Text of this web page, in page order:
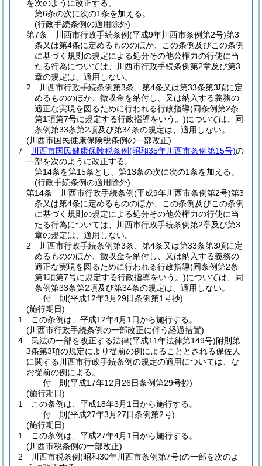
を次のように改正する。
第6条の次に次の1条を加える。
(行政手続条例の適用除外)
第7条 川西市行政手続条例(平成9年川西市条例第2号)第3
条又は第4条に定めるもののほか、この条例及びこの条例
に基づく規則の規定による処分その他公権力の行使に当
たる行為については、川西市行政手続条例第2章及び第3
章の規定は、適用しない。
2 川西市行政手続条例第3条、第4条又は第33条第3項に定
めるもののほか、徴収金を納付し、又は納入する義務の
適正な実現を図るために行われる行政指導(同条例第2条
第1項第7号に規定する行政指導をいう。)については、同
条例第33条第2項及び第34条の規定は、適用しない。
(川西市国民健康保険税条例の一部改正)
7
川西市国民健康保険税条例(昭和35年川西市条例第15号)の
一部を次のように改正する。
第14条を第15条とし、第13条の次に次の1条を加える。
(行政手続条例の適用除外)
第14条 川西市行政手続条例(平成9年川西市条例第2号)第3
条又は第4条に定めるもののほか、この条例及びこの条例
に基づく規則の規定による処分その他公権力の行使に当
たる行為については、川西市行政手続条例第2章及び第3
章の規定は、適用しない。
2 川西市行政手続条例第3条、第4条又は第33条第3項に定
めるもののほか、徴収金を納付し、又は納入する義務の
適正な実現を図るために行われる行政指導(同条例第2条
第1項第7号に規定する行政指導をいう。)については、同
条例第33条第2項及び第34条の規定は、適用しない。
付 則(平成12年3月29日条例第1号抄)
(施行期日)
1
この条例は、平成12年4月1日から施行する。
(川西市行政手続条例の一部改正に伴う経過措置)
4
民法の一部を改正する法律(平成11年法律第149号)附則第
3条第3項の規定により従前の例によることとされる保佐人
に関する川西市行政手続条例の規定の適用については、な
お従前の例による。
付 則(平成17年12月26日条例第29号抄)
(施行期日)
1
この条例は、平成18年3月1日から施行する。
付 則(平成27年3月27日条例第2号)
(施行期日)
1
この条例は、平成27年4月1日から施行する。
(川西市税条例の一部改正)
2
川西市税条例(昭和30年川西市条例第7号)の一部を次のよ